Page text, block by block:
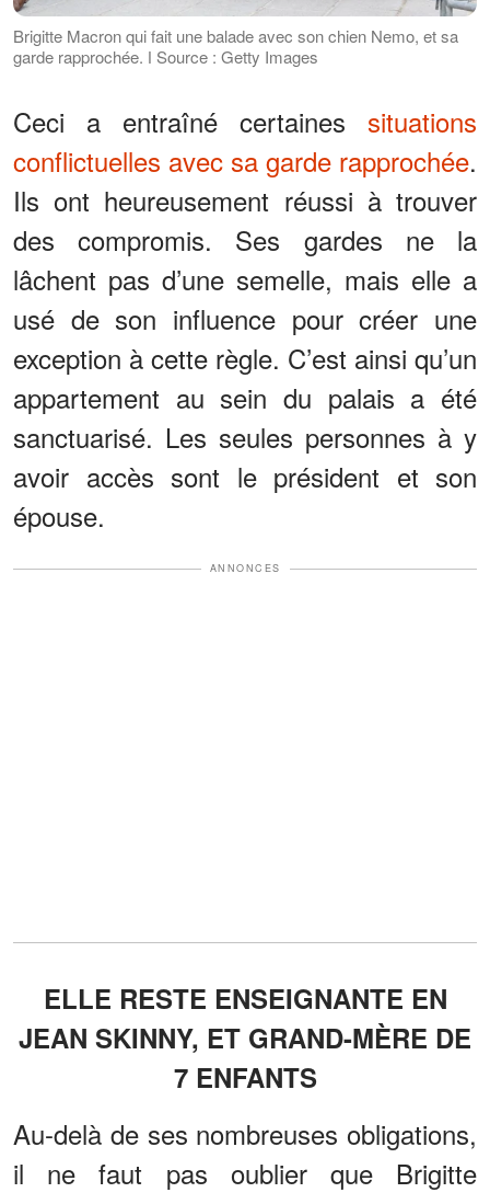
Brigitte Macron qui fait une balade avec son chien Nemo, et sa
garde rapprochée. ǀ Source : Getty Images
Ceci a entraîné certaines situations
conflictuelles avec sa garde rapprochée.
Ils ont heureusement réussi à trouver
des compromis. Ses gardes ne la
lâchent pas d’une semelle, mais elle a
usé de son influence pour créer une
exception à cette règle. C’est ainsi qu’un
appartement au sein du palais a été
sanctuarisé. Les seules personnes à y
avoir accès sont le président et son
épouse.
ANNONCES
ELLE RESTE ENSEIGNANTE EN
JEAN SKINNY, ET GRAND-MÈRE DE
7 ENFANTS
Au-delà de ses nombreuses obligations,
il ne faut pas oublier que Brigitte